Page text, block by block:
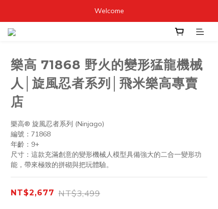
Welcome
樂高 71868 野火的變形猛龍機械
人│旋風忍者系列│飛米樂高專賣
店
樂高® 旋風忍者系列 (Ninjago)
編號：71868
年齡：9+
尺寸：這款充滿創意的變形機械人模型具備強大的二合一變形功
能，帶來極致的拼砌與把玩體驗。
NT$2,677 NT$3,499